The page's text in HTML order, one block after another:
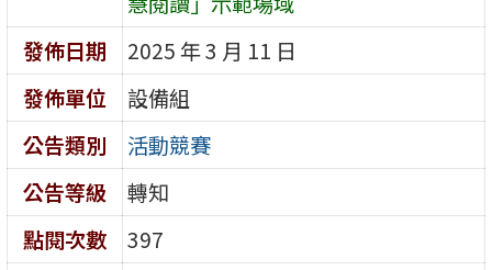
發佈日期
2025 年 3 月 11 日
發佈單位
設備組
公告類別
活動競賽
公告等級
轉知
點閱次數
397